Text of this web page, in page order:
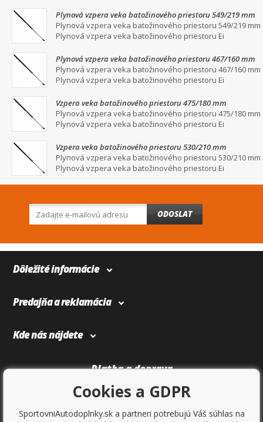
Plynová vzpera veka batožinového priestoru 549/219 mm
Plynová vzpera veka batožinového priestoru 549/219 mm
Plynová vzpera veka batožinového priestoru Ei
Plynová vzpera veka batožinového priestoru 467/160 mm
Plynová vzpera veka batožinového priestoru 467/160 mm
Plynová vzpera veka batožinového priestoru Ei
Vzpera veka batožinového priestoru 475/180 mm
Plynová vzpera veka batožinového priestoru 475/180 mm
Plynová vzpera veka batožinového priestoru Ei
Vzpera veka batožinového priestoru 530/210 mm
Plynová vzpera veka batožinového priestoru 530/210 mm
Plynová vzpera veka batožinového priestoru Ei
ODOSLAT
Dôležité informácie
Predajňa a reklamácia
Kde nás nájdete
Platba a doprava
Cookies a GDPR
SportovniAutodoplnky.sk a partneri potrebujú Váš súhlas na